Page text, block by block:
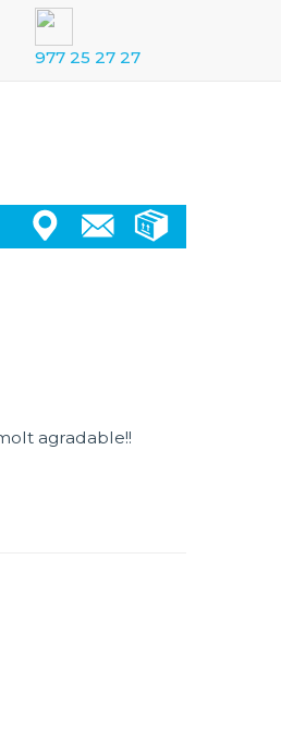
977 25 27 27
agradable!!